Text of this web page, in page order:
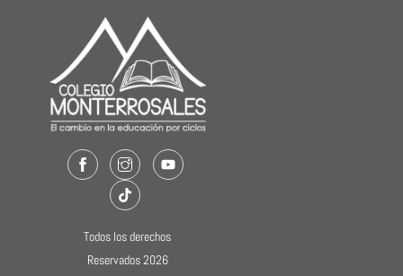
FacebookInstagramYoutube
TikTok
Todos los derechos
Reservados 2026